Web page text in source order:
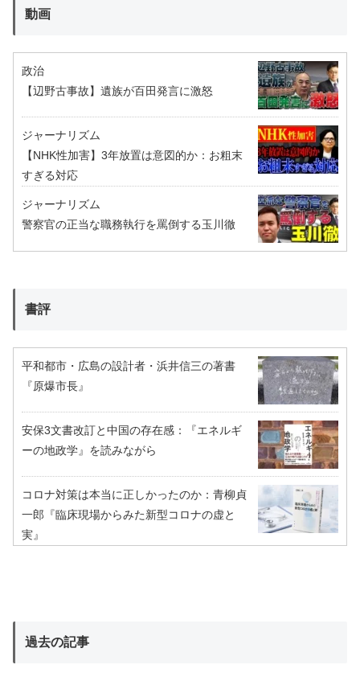
動画
政治
【辺野古事故】遺族が百田発言に激怒
ジャーナリズム
【NHK性加害】3年放置は意図的か：お粗末
すぎる対応
ジャーナリズム
警察官の正当な職務執行を罵倒する玉川徹
書評
平和都市・広島の設計者・浜井信三の著書
『原爆市長』
安保3文書改訂と中国の存在感：『エネルギ
ーの地政学』を読みながら
コロナ対策は本当に正しかったのか：青柳貞
一郎『臨床現場からみた新型コロナの虚と
実』
過去の記事